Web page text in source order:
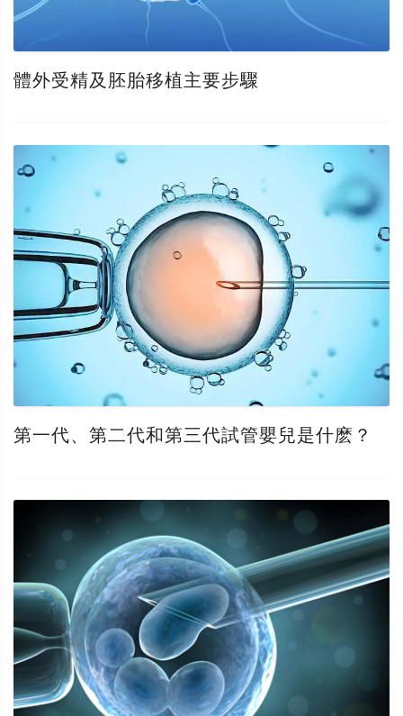
體外受精及胚胎移植主要步驟
第一代、第二代和第三代試管嬰兒是什麽？